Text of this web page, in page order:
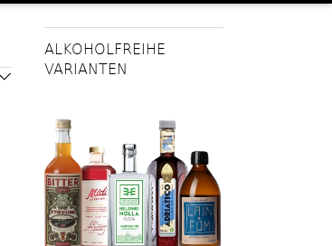
ALKOHOLFREIHE
VARIANTEN